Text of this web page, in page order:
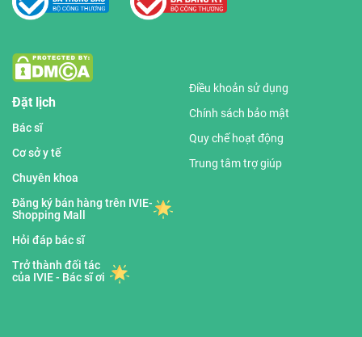
Đặt lịch
Bác sĩ
Cơ sở y tế
Chuyên khoa
Đăng ký bán hàng trên IVIE-
Shopping Mall
Hỏi đáp bác sĩ
Trở thành đối tác
của IVIE - Bác sĩ ơi
Điều khoản sử dụng
Chính sách bảo mật
Quy chế hoạt động
Trung tâm trợ giúp